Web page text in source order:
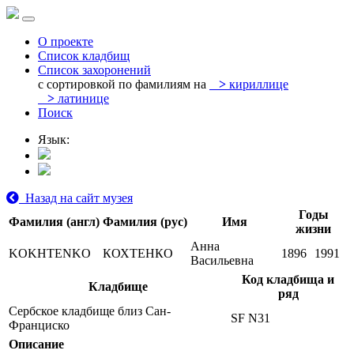
О проекте
Список кладбищ
Список захоронений
с сортировкой по фамилиям на
> кириллице
> латинице
Поиск
Язык:
Назад на сайт музея
Фамилия (англ) Фамилия (рус) Имя
Годы
жизни
KOKHTENKO
КОХТЕНКО
Анна
Васильевна
1896 1991
Кладбище
Код кладбища и
ряд
Сербское кладбище близ Сан-
Франциско
SF N31
Описание